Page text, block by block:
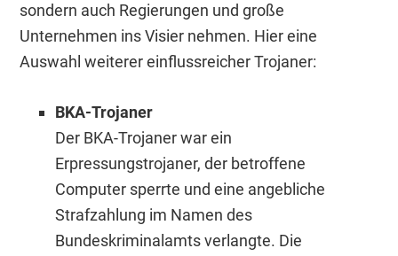
sondern auch Regierungen und große
Unternehmen ins Visier nehmen. Hier eine
Auswahl weiterer einflussreicher Trojaner:
BKA-Trojaner
Der BKA-Trojaner war ein
Erpressungstrojaner, der betroffene
Computer sperrte und eine angebliche
Strafzahlung im Namen des
Bundeskriminalamts verlangte. Die